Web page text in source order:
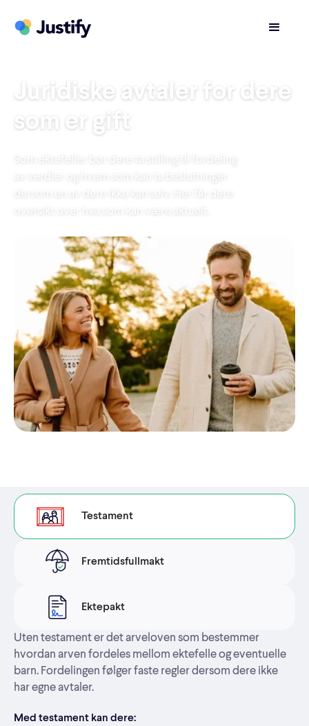
Juridiske avtaler for dere
som er gift
Som ektefeller bør dere ta stilling til fordeling
av verdier og hvem som kan ta beslutninger
dersom en av dere ikke kan selv. Her får dere
oversikt over hva som kan være aktuelt.
Testament
Fremtidsfullmakt
Ektepakt
Uten testament er det arveloven som bestemmer
hvordan arven fordeles mellom ektefelle og eventuelle
barn. Fordelingen følger faste regler dersom dere ikke
har egne avtaler.
Med testament kan dere: